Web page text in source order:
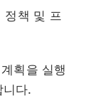
정책 및 프
획을 실행
다.